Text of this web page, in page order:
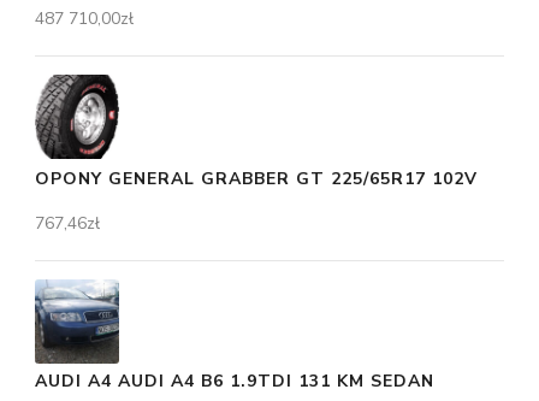
487 710,00zł
OPONY GENERAL GRABBER GT 225/65R17 102V
767,46zł
AUDI A4 AUDI A4 B6 1.9TDI 131 KM SEDAN